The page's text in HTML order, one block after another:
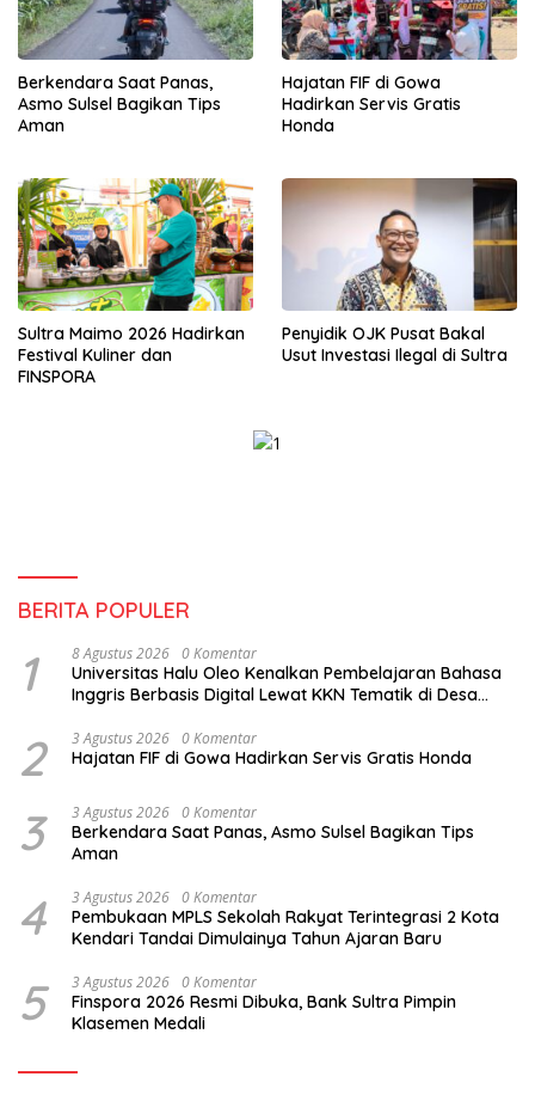
Berkendara Saat Panas,
Asmo Sulsel Bagikan Tips
Aman
Hajatan FIF di Gowa
Hadirkan Servis Gratis
Honda
Sultra Maimo 2026 Hadirkan
Festival Kuliner dan
FINSPORA
Penyidik OJK Pusat Bakal
Usut Investasi Ilegal di Sultra
BERITA POPULER
1 8 Agustus 2026 0 Komentar
Universitas Halu Oleo Kenalkan Pembelajaran Bahasa
Inggris Berbasis Digital Lewat KKN Tematik di Desa
2 3 Agustus 2026 0 Komentar
Hajatan FIF di Gowa Hadirkan Servis Gratis Honda
3 3 Agustus 2026 0 Komentar
Berkendara Saat Panas, Asmo Sulsel Bagikan Tips
Aman
4 3 Agustus 2026 0 Komentar
Pembukaan MPLS Sekolah Rakyat Terintegrasi 2 Kota
Kendari Tandai Dimulainya Tahun Ajaran Baru
5 3 Agustus 2026 0 Komentar
Finspora 2026 Resmi Dibuka, Bank Sultra Pimpin
Klasemen Medali